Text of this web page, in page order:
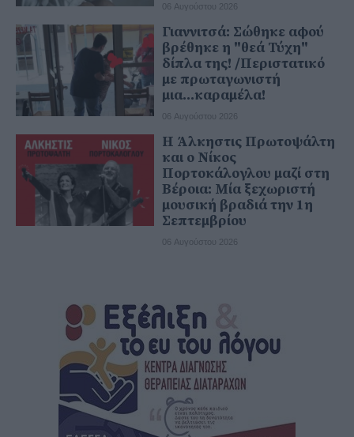
06 Αυγούστου 2026
Γιαννιτσά: Σώθηκε αφού
βρέθηκε η "θεά Τύχη"
δίπλα της! /Περιστατικό
με πρωταγωνιστή
μια...καραμέλα!
06 Αυγούστου 2026
Η Άλκηστις Πρωτοψάλτη
και ο Νίκος
Πορτοκάλογλου μαζί στη
Βέροια: Μία ξεχωριστή
μουσική βραδιά την 1η
Σεπτεμβρίου
06 Αυγούστου 2026